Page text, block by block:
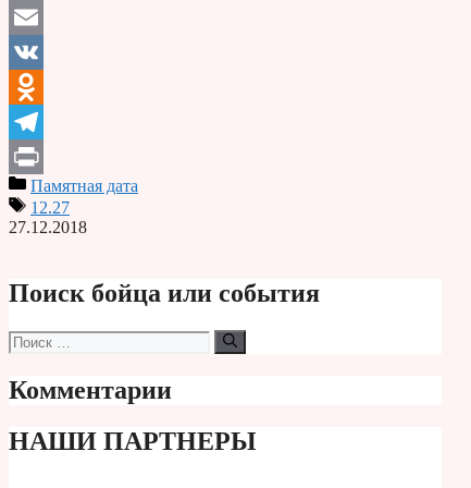
Email
VK
Odnoklassniki
Telegram
PrintПамятная дата
12.27
27.12.2018
Поиск бойца или события
Поиск:
Комментарии
НАШИ ПАРТНЕРЫ